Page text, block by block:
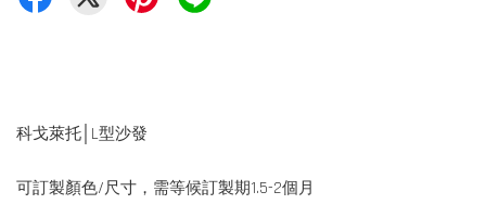
科戈萊托│L型沙發
可訂製顏色/尺寸，需等候訂製期1.5-2個月